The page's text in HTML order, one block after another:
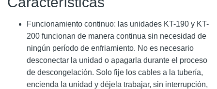
Funcionamiento continuo: las unidades KT-190 y KT-
200 funcionan de manera continua sin necesidad de
ningún período de enfriamiento. No es necesario
desconectar la unidad o apagarla durante el proceso
de descongelación. Solo fije los cables a la tubería,
encienda la unidad y déjela trabajar, sin interrupción,